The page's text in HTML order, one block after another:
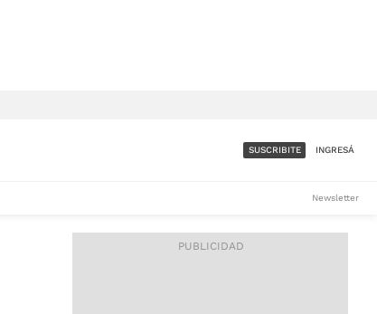
ACCESO FULL - $1.800/MES
SUSCRIBITE INGRESÁ
Newsletter